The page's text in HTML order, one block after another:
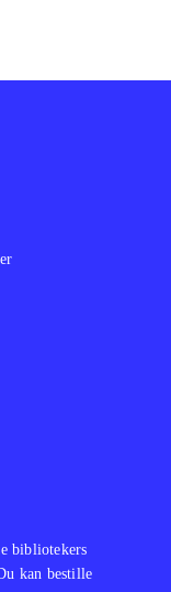
bibliotekers
kan bestille